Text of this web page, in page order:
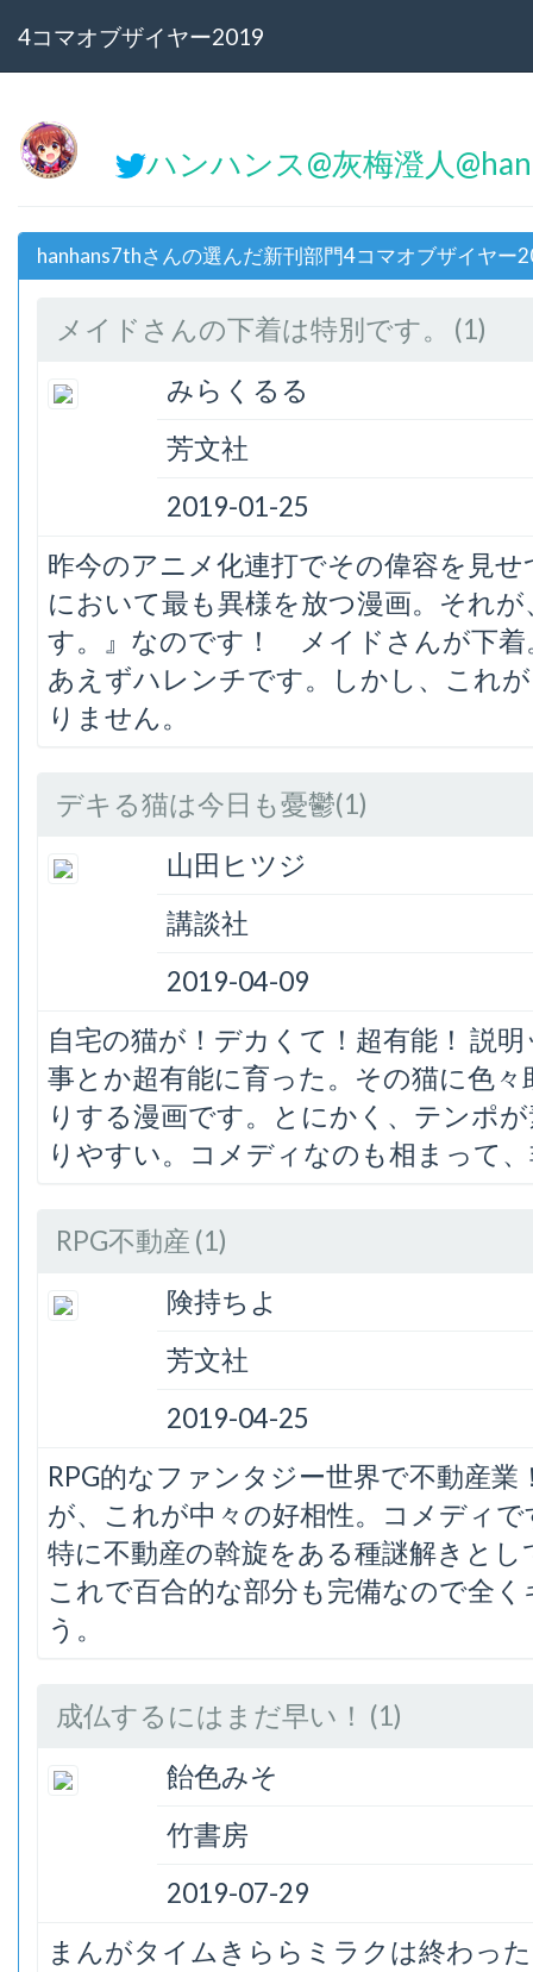
4コマオブザイヤー2019
ハンハンス@灰梅澄人
hanhans7thさんの選んだ新刊部門4コマオブザイヤー
メイドさんの下着は特別です。 (1)
みらくるる
芳文社
2019-01-25
昨今のアニメ化連打でその偉容を見
において最も異様を放つ漫画。それ
す。』なのです！ メイドさんが下
あえずハレンチです。しかし、これ
りません。
デキる猫は今日も憂鬱(1)
山田ヒツジ
講談社
2019-04-09
自宅の猫が！デカくて！超有能！ 説
事とか超有能に育った。その猫に色
りする漫画です。とにかく、テンポ
りやすい。コメディなのも相まって
RPG不動産 (1)
険持ちよ
芳文社
2019-04-25
RPG的なファンタジー世界で不動
が、これが中々の好相性。コメディ
特に不動産の斡旋をある種謎解きと
これで百合的な部分も完備なので全
う。
成仏するにはまだ早い！ (1)
飴色みそ
竹書房
2019-07-29
まんがタイムきららミラクは終わっ